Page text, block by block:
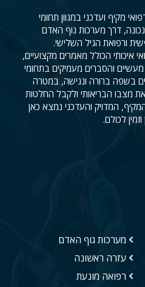
מקיף ועדכני במגוון תחומי
דרך מערכות גוף האדם
ורפואת הגיל השלישי.
איכותי הכולל מאמרים מקצועיים,
והסברים מעמיקים בתחומי
בשפה ברורה ונגישה, במטרה
מצבו הבריאותי ולקבל החלטות
המדויק והעדכני נמצא כאן
לכולם.
מערכות גוף האדם
עזרה ראשונה
רפואה מונעת